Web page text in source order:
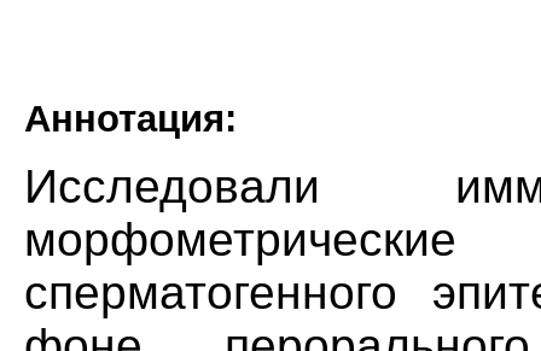
Аннотация:
Исследовали иммуногистохимические и морфометрические характеристики сперматогенного эпителия семенников крыс на фоне перорального введения наночастиц диоксида титана (ТiO2). Выявлены дистрофические изменения сперматогенного эпителия: уменьшение его толщины, дезорганизация слоев и отрыв сперматогенных клеток от базальной мембраны. Результаты иммуногистохимических исследований показали снижение пролиферативной активности эпителиальных клеток и их способности к дифференцировке, на что указывает изменение уровня экспрессии маркеров Ki-67 и c-kit. Полученные нами данные свидетельствуют о неблагоприятном влиянии наночастиц ТiO2 на структурно-функциональные характеристики репродуктивной системы самцов крыс и, как следствие, о нарушениях сперматогенеза. Ключевые слова: наночастицы, диоксид титана, токсичность, сперматогенный эпителий. Сперматогенез представляет собой сложный биологический процесс, который особенно чувствителен к любым токсическим воздействиям. Исследования последних лет убедительно доказывают, что действие различных неблагоприятных факторов на мужскую репродуктивную систему приводит к снижению фертильности, уменьшению количества сперматозоидов и негативным изменениям в гаметах. Среди появившихся в последнее время токсикантов серьезное внимание привлекают наноматериалы. Проведенные в последние годы в условиях in vitro и in vivo исследования показывают, что наночастицы (НЧ) после попадания в организм легко проходят через любые мембраны, в том числе эпителиальные, проникают сквозь тематические барьеры и могут оказывать влияние на различные его структуры, включая головной мозг и репродуктивные органы. Среди широкого спектра наноматериалов в настоящее время в наиболее значительных масштабах используются НЧ диоксида титана (ТЮ2). Результаты исследований показали, что НЧ TiO2 оказывают негативное влияние как на соматические, так и на половые клетки организма человека и животных. Так, в экспериментах in vitro было обнаружено, что НЧ ТiO2, мигрируя в клетки Лейдига семенников мыши, уменьшали их пролиферативный потенциал и жизнеспособность, а также увеличивали уровни экспрессии генов одного из ключевых антиоксидантных ферментов — маркера окислительного стресса гемоксигеназы-1 и стероидогенного острого регуляторного белка (StAR), контролирующего транспорт холестерина в митохондрии клеток Лейдига, что напрямую связано с синтезом андрогенов этими клетками. Подкожная инъекция НЧ Ti02 в организм беременных самок мышей вызывает у потомства мужского пола накопление НЧ в сперматидах, клетках Сертоли и Лейдига, что приводит к нарушению сперматогенеза. В работах внутрибрюшинная инъекция НЧ ТiO2 самцам мышей вызывала заметное снижение числа сперматозоидов, их подвижности и усиление процессов апоптоза сперматогенных клеток. Предполагается, что снижение подвижности сперматозоидов, вызванное воздействием НЧ ТiO2, может быть объяснено развивающимся окислительным стрессом. Поскольку мембрана сперматозоидов богата полиненасыщенными жирными кислотами, то это делает их чрезвычайно чувствительными к воздействию АФК. Подтверждением этого тезиса является исследование, в котором показано, что в клетках Сертоли НЧ ТiO2 вызывают повышенную генерацию АФК, усиление ПОЛ, повреждение ДНК, активацию ряда каспаз с последующей гибелью этих клеток. Негативное влияние НЧ Ti02 на репродуктивную систему не ограничивается влиянием на сперматогенез, но также затрагивает овогенез и эмбриональное развитие. Так, ранее нами показано, что НЧ ТiO2 оказывают токсическое влияние на репродуктивную систему самок крыс и эмбриональное развитие их потомства. Несмотря на кажущуюся хорошую изученность токсического влияния НЧ ТiO2 на мужскую репродуктивную систему, клеточные механизмы, лежащие в основе нарушения сперматогенеза под влиянием НЧ, остаются малопонятными, что связано с низкой информативностью используемых ранее, в том числе и классических, методов исследования. Применительно к сперматогенному эпителию (СЭ) для описания морфологических характеристик целесообразно использование маркера стволовых клеток — c-kit, экспрессия которого позволяет выявить изменения в их количестве, и маркера пролиферации Ki-67. Целью данной работы являлось исследование иммуногистохимических и морфометрических характеристик СЭ крыс на фоне воздействия НЧ ТiO2. МЕТОДИКА ИССЛЕДОВАНИЯ. В работе использовали половозрелых самцов крыс